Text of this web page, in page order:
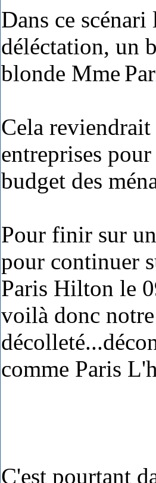
Dans ce
déléctation, un
blonde Mme
Cela
entreprises
budget des
Pour finir sur
pour continuer
Paris Hilton le
voilà donc
comme Paris
C'est pourtant